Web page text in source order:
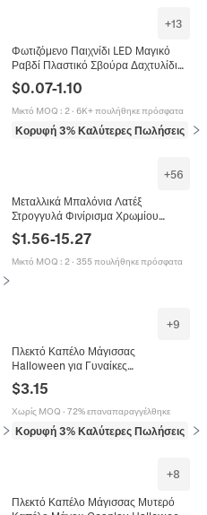
+13
Φωτιζόμενο Παιχνίδι LED Μαγικό
Ραβδί Πλαστικό Σβούρα Δαχτυλίδι
Στέκα Σφεντόνα Πύραυλος Παιχνίδι
Πάρτι Για Παιδιά
$0.07-1.10
Μικτό MOQ : 2· 6K+ πουλήθηκε πρόσφατα
Κορυφή 3% Καλύτερες Πωλήσεις σε
σε Διακοσμήσεις πάρτι
+56
Μεταλλικά Μπαλόνια Λατέξ
Στρογγυλά Φινίρισμα Χρωμίου
Γυαλιστερά Διακοσμητικά Για Πάρτι
Γενεθλίων Γάμο Επέτειο Ζωηρά
Χρώματα
$1.56-15.27
Μικτό MOQ : 2· 355 πουλήθηκε πρόσφατα
σε Τέχνες, χειροτεχνίες και ράψιμο
+9
Πλεκτό Καπέλο Μάγισσας
Halloween για Γυναίκες
Αναδιπλούμενο Μυτερό Καπέλο
Μάγου Πλεκτό Μαγικό Καπέλο για
Cosplay Πάρτι
$3.15
Χωρίς MOQ · 72% επαναπαραγγέλθηκε
Κορυφή 3% Καλύτερες Πωλήσεις σε
+8
Πλεκτό Καπέλο Μάγισσας Μυτερό